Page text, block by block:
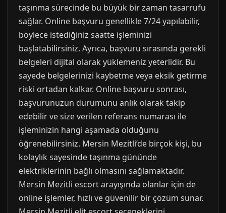
taşınma sürecinde bu büyük bir zaman tasarrufu
sağlar. Online başvuru genellikle 7/24 yapılabilir,
böylece istediğiniz saatte işleminizi
başlatabilirsiniz. Ayrıca, başvuru sırasında gerekli
belgeleri dijital olarak yüklemeniz yeterlidir. Bu
sayede belgelerinizi kaybetme veya eksik getirme
riski ortadan kalkar. Online başvuru sonrası,
başvurunuzun durumunu anlık olarak takip
edebilir ve size verilen referans numarası ile
işleminizin hangi aşamada olduğunu
öğrenebilirsiniz. Mersin Mezitli’de birçok kişi, bu
kolaylık sayesinde taşınma gününde
elektriklerinin bağlı olmasını sağlamaktadır.
Mersin Mezitli escort arayışında olanlar için de
online işlemler, hızlı ve güvenilir bir çözüm sunar.